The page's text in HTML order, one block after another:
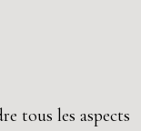
tous les aspects